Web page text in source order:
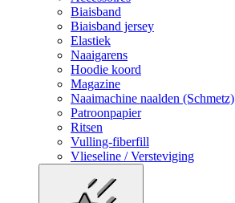
Biaisband
Biaisband jersey
Elastiek
Naaigarens
Hoodie koord
Magazine
Naaimachine naalden (Schmetz)
Patroonpapier
Ritsen
Vulling-fiberfill
Vlieseline / Versteviging